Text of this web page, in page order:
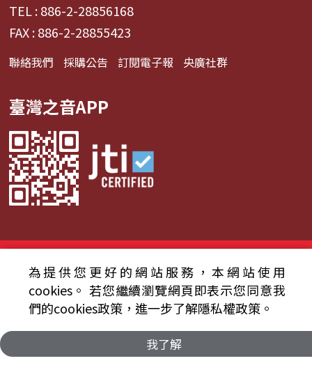
TEL : 886-2-28856168
FAX : 886-2-28855423
聯絡我們 採購公告 訂閱電子報 央廣社群
臺灣之音APP
© 2024財團法人中央廣播電臺 版權所有
資通安全政策聲明
服務條款 隱私權條款
為提供您更好的網站服務，本網站使用
cookies。 若您繼續瀏覽網頁即表示您同意我
們的cookies政策，進一步了解隱私權政策。
我了解